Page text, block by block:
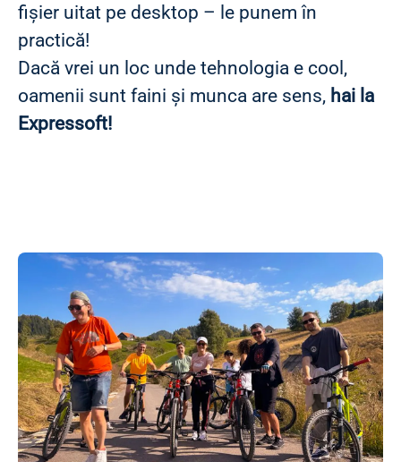
fișier uitat pe desktop – le punem în
practică!
Dacă vrei un loc unde tehnologia e cool,
oamenii sunt faini și munca are sens, hai la
Expressoft!